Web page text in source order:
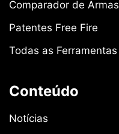
Comparador de Armas
Patentes Free Fire
Todas as Ferramentas
Conteúdo
Notícias